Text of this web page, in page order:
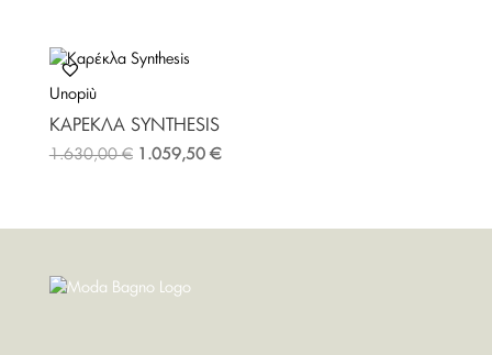
Unopiù
ΚΑΡΈΚΛΑ SYNTHESIS
1.630,00€ 1.059,50 €